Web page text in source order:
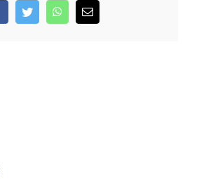
FacebookTwitterWhatsApp
Email